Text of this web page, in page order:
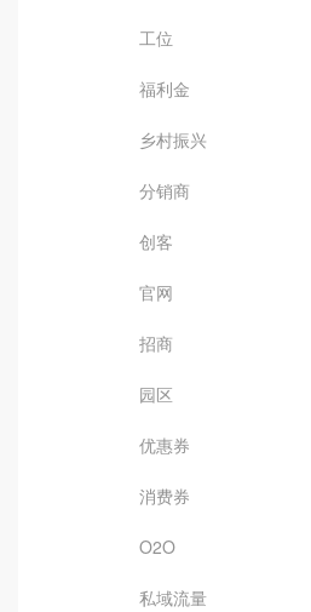
工位
福利金
乡村振兴
分销商
创客
官网
招商
园区
优惠券
消费券
O2O
私域流量